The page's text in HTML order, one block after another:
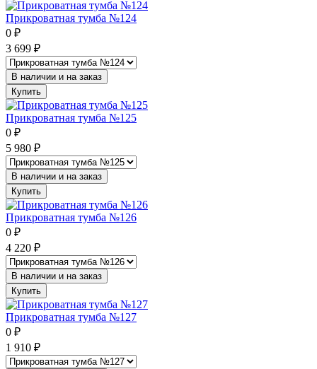
Прикроватная тумба №124
0 ₽
3 699 ₽
В наличии и на заказ
Купить
Прикроватная тумба №125
0 ₽
5 980 ₽
В наличии и на заказ
Купить
Прикроватная тумба №126
0 ₽
4 220 ₽
В наличии и на заказ
Купить
Прикроватная тумба №127
0 ₽
1 910 ₽